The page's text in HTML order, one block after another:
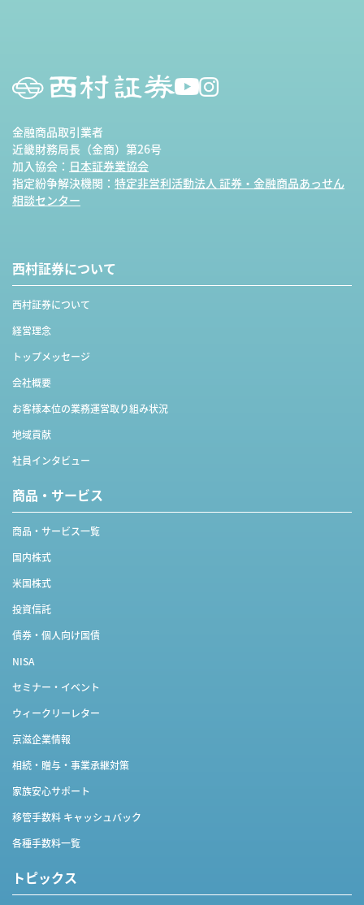
金融商品取引業者
近畿財務局長（金商）第26号
加入協会： 日本証券業協会
指定紛争解決機関： 特定非営利活動法人 証券・金融商品あっせん
相談センター
西村証券について
西村証券について
経営理念
トップメッセージ
会社概要
お客様本位の業務運営取り組み状況
地域貢献
社員インタビュー
商品・サービス
商品・サービス一覧
国内株式
米国株式
投資信託
債券・個人向け国債
NISA
セミナー・イベント
ウィークリーレター
京滋企業情報
相続・贈与・事業承継対策
家族安心サポート
移管手数料 キャッシュバック
各種手数料一覧
トピックス